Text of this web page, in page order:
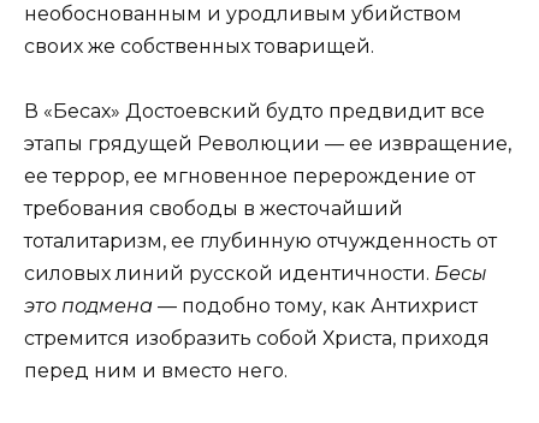
необоснованным и уродливым убийством
своих же собственных товарищей.
В «Бесах» Достоевский будто предвидит все
этапы грядущей Революции — ее извращение,
ее террор, ее мгновенное перерождение от
требования свободы в жесточайший
тоталитаризм, ее глубинную отчужденность от
силовых линий русской идентичности. Бесы
это подмена — подобно тому, как Антихрист
стремится изобразить собой Христа, приходя
перед ним и вместо него.